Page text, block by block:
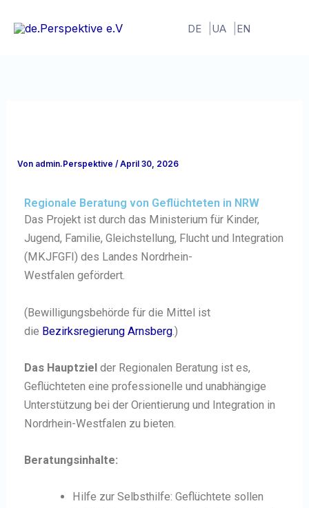
Inhalt
DE UA EN
Von admin.Perspektive/April 30, 2026
Regionale Beratung von Geflüchteten in NRW
Das Projekt ist durch das Ministerium für Kinder,
Jugend, Familie, Gleichstellung, Flucht und Integration
(MKJFGFI) des Landes Nordrhein-
Westfalen gefördert.
(Bewilligungsbehörde für die Mittel ist
die Bezirksregierung Arnsberg.)
Das Hauptzielder Regionalen Beratung ist es,
Geflüchteten eine professionelle und unabhängige
Unterstützung bei der Orientierung und Integration in
Nordrhein-Westfalen zu bieten.
Beratungsinhalte:
Hilfe zur Selbsthilfe: Geflüchtete sollen